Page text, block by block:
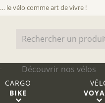
le vélo comme art de vivre !
Découvrir nos vélos
CARGO
BIKE